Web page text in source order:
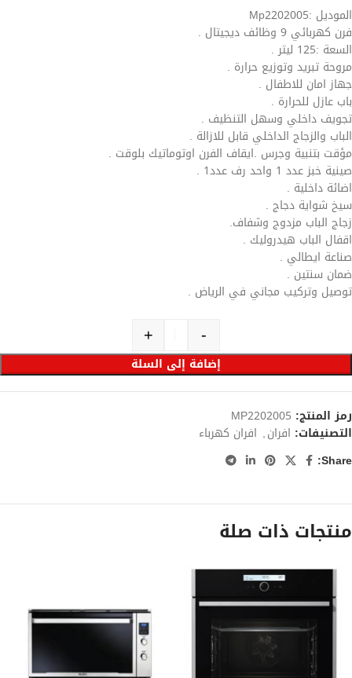
الموديل :Mp2202005
فرن كهربائي 9 وظائف ديجيتال .
السعة :125 ليتر .
مروحة تبريد وتوزيع حرارة .
جهاز امان للاطفال .
باب عازل للحرارة .
تجويف داخلي وسهل التنظيف .
الباب والزجاج الداخلي قابل للازالة .
مؤقت بتنبية وجرس .ايقاف الفرن اوتوماتيك بلوقت .
صينية خبز عدد 1 واحد رف عدد1 .
اضائة داخلية .
سيخ شواية دجاج .
زجاج الباب مزدوج وشفاف.
اقفال الباب هيدروليك .
صناعة ايطالي .
ضمان سنتين .
توصيل وتركيب مجاني في الرياض .
-
+
إضافة إلى السلة
رمز المنتج: MP2202005
التصنيفات: افران, افران كهرباء
Share:
منتجات ذات صلة